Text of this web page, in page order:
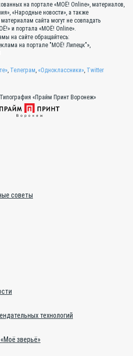
на портале «МОЁ! Online», материалов,
«Народные новости», а также
сайта могут не совпадать
и портала «МОЁ! Online».
на сайте обращайтесь:
на портале "МОЁ! Липецк"»,
Телеграм «Одноклассники» Twitter
Типография «Прайм Принт Воронеж»
советы
технологий
зверьё»